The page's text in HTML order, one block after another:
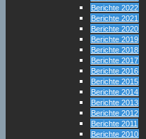
Berichte 2022
Berichte 2021
Berichte 2020
Berichte 2019
Berichte 2018
Berichte 2017
Berichte 2016
Berichte 2015
Berichte 2014
Berichte 2013
Berichte 2012
Berichte 2011
Berichte 2010